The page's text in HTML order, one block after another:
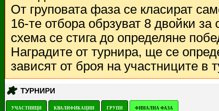
От груповата фаза се класират
16-те отбора обрзуват 8 двойки
схема се стига до определяне
Наградите от турнира, ще се
зависят от броя на участниците в
ТУРНИРИ
УЧАСТНИЦИ КВАЛИФИКАЦИИ ГРУПИ ФИНАЛНА ФАЗА